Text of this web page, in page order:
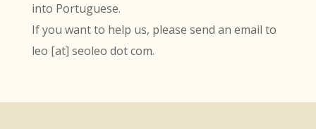
into Portuguese.
If you want to help us, please send an email to
leo [at] seoleo dot com.